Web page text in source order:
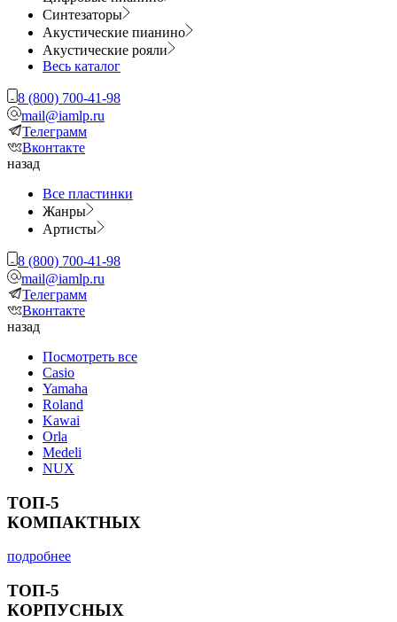
Синтезаторы
Акустические пианино
Акустические рояли
Весь каталог
8 (800) 700-41-98
mail@iamlp.ru
Телеграмм
Вконтакте
назад
Все пластинки
Жанры
Артисты
8 (800) 700-41-98
mail@iamlp.ru
Телеграмм
Вконтакте
назад
Посмотреть все
Casio
Yamaha
Roland
Kawai
Orla
Medeli
NUX
ТОП-5
КОМПАКТНЫХ
подробнее
ТОП-5
КОРПУСНЫХ